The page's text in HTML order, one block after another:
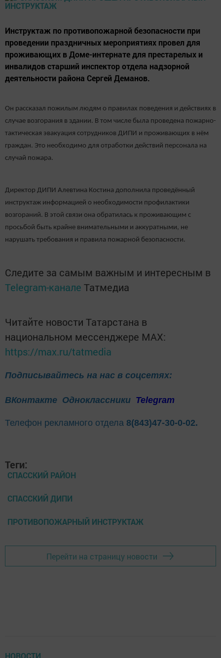
Инструктаж по противопожарной безопасности при
проведении праздничных мероприятиях провел для
проживающих в Доме-интернате для престарелых и
инвалидов старший инспектор отдела надзорной
деятельности района Сергей Деманов.
Он рассказал пожилым людям о правилах поведения и действиях в
случае возгорания в здании. В том числе была проведена пожарно-
тактическая эвакуация сотрудников ДИПИ и проживающих в нём
граждан. Это необходимо для отработки действий персонала на
случай пожара.
Директор ДИПИ Алевтина Костина дополнила проведённый
инструктаж информацией о необходимости профилактики
возгораний. В этой связи она обратилась к проживающим с
просьбой быть крайне внимательными и аккуратными, не
нарушать требования и правила пожарной безопасности.
Следите за самым важным и интересным в
Telegram-канале Татмедиа
Читайте новости Татарстана в
национальном мессенджере MАХ:
https://max.ru/tatmedia
Подписывайтесь на нас в соцсетях:
ВКонтакте Одноклассники Telegram
Телефон рекламного отдела 8(843)47-30-0-02.
Теги:
СПАССКИЙ РАЙОН
СПАССКИЙ ДИПИ
ПРОТИВОПОЖАРНЫЙ ИНСТРУКТАЖ
Перейти на страницу новости
НОВОСТИ